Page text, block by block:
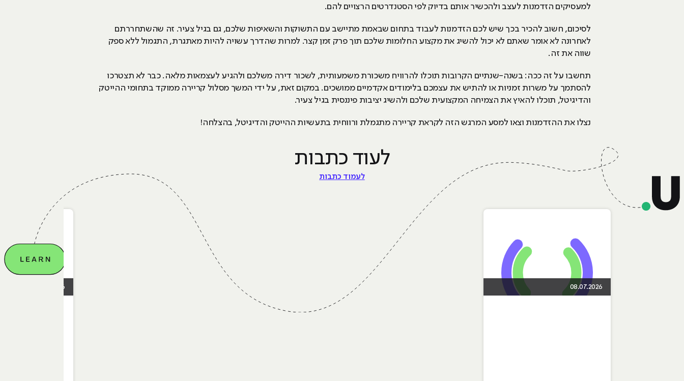
למעסיקים הזדמנות לעצב ולהכשיר אותם בדיוק לפי הסטנדרטים הרצויים להם.
לסיכום, חשוב להכיר בכך שיש לכם הזדמנות לעבוד בתחום שבאמת מתיישב עם התשוקות והשאיפות שלכם, גם בגיל צעיר. זה שהשתחררתם
לאחרונה לא אומר שאתם לא יכול להשיג את מקצוע החלומות שלכם תוך פרק זמן קצר. למרות שהדרך עשויה להיות מאתגרת, התגמול ללא ספק
שווה את זה.
תחשבו על זה ככה: בשנה-שנתיים הקרובות תוכלו להרוויח משכורת משמעותית, לשכור דירה משלכם ולהגיע לעצמאות מלאה. כבר לא תצטרכו
להסתמך על משרות זמניות או להתיש את עצמכם בלימודים אקדמיים ממושכים. במקום זאת, על ידי המשך מסלול קריירה ממוקד בתחומי ההייטק
והדיגיטל, תוכלו להאיץ את הצמיחה המקצועית שלכם ולהשיג יציבות פיננסית בגיל צעיר.
נצלו את ההזדמנות וצאו למסע המרגש הזה לקראת קריירה מתגמלת ורווחית בתעשיות ההייטק והדיגיטל, בהצלחה!
לעוד כתבות
לעמוד כתבות
08.07.2026
28.06.2026